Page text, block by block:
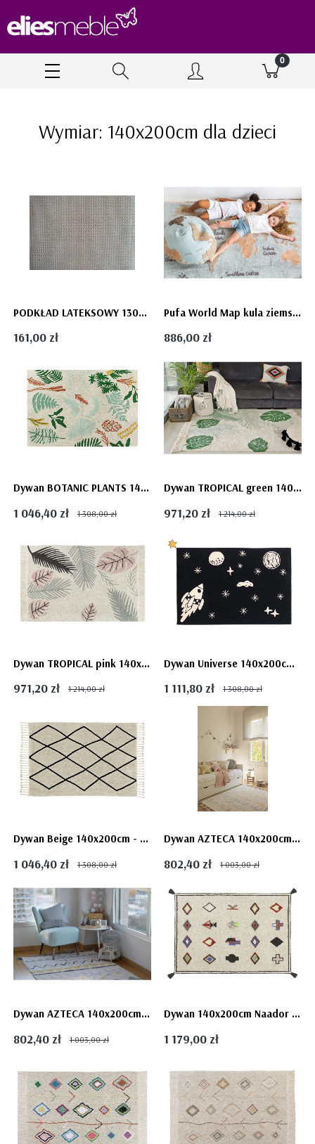
Wymiar: 140x200cm dla dzieci
PODKŁAD LATEKSOWY 130x190 cm
161,00 zł
Pufa World Map kula ziemska MAPA świata 50 cm
886,00 zł
Dywan BOTANIC PLANTS 140x200cm
1 046,40 zł 1 308,00 zł
Dywan TROPICAL green 140x200cm - BOTANIC PLANTS
971,20 zł 1 214,00 zł
Dywan TROPICAL pink 140x200cm - BOTANIC PLANTS
971,20 zł 1 214,00 zł
Dywan Universe 140x200cm - GALAXY KOSMOS RAKIETA
1 111,80 zł 1 308,00 zł
Dywan Beige 140x200cm - BLACK&WHITE - Bereber
1 046,40 zł 1 308,00 zł
Dywan AZTECA 140x200cm - Vintage NUDE
802,40 zł 1 003,00 zł
Dywan AZTECA 140x200cm - Vintage Blue
802,40 zł 1 003,00 zł
Dywan 140x200cm Naador - Lorena Canals
1 179,00 zł